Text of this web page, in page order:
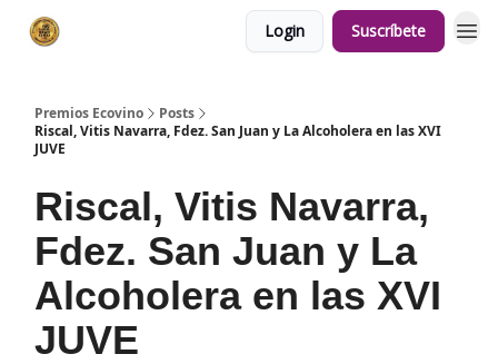
Login Suscríbete
Premios Ecovino
Posts
Riscal, Vitis Navarra, Fdez. San Juan y La Alcoholera en las XVI
JUVE
Riscal, Vitis Navarra,
Fdez. San Juan y La
Alcoholera en las XVI
JUVE